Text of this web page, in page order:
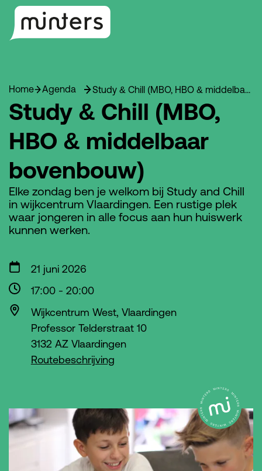
Study & Chill (MBO,
HBO & middelbaar
bovenbouw)
Elke zondag ben je welkom bij Study and Chill
in wijkcentrum Vlaardingen. Een rustige plek
waar jongeren in alle focus aan hun huiswerk
kunnen werken.
21 juni 2026
17:00- 20:00
Wijkcentrum West, Vlaardingen
Professor Telderstraat 10
3132 AZ Vlaardingen
Routebeschrijving
Home Agenda Study & Chill (MBO, HBO & middelbaar bovenbouw)